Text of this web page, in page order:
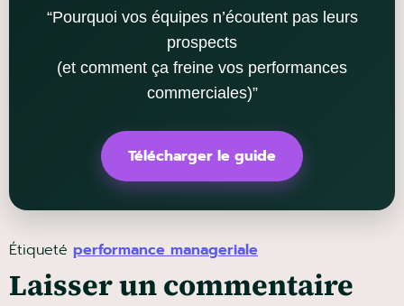
“Pourquoi vos équipes n’écoutent pas leurs
prospects
(et comment ça freine vos performances
commerciales)”
Télécharger le guide
Étiqueté performance manageriale
Laisser un commentaire